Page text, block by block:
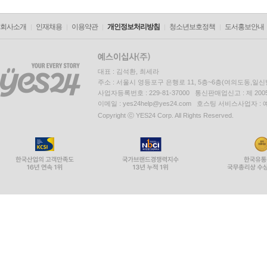
회사소개 인재채용 이용약관 개인정보처리방침 청소년보호정책 도서홍보안내
대표 : 김석환, 최세라
주소 : 서울시 영등포구 은행로 11, 5층~6층(여의도동,일신
사업자등록번호 : 229-81-37000 통신판매업신고 : 제
이메일 : yes24help@yes24.com 호스팅 서비스사업자 :
Copyright ⓒ YES24 Corp. All Rights Reserved.